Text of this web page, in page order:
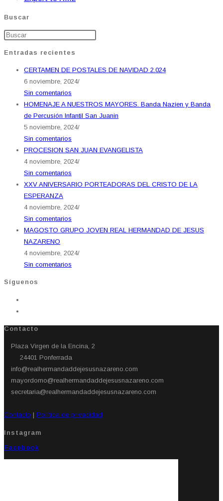
Buscar
Entradas recientes
CERTAMEN DE POSTALES DE NAVIDAD 2.024
6 noviembre, 2024/
Sin comentarios
HOMENAJE A NUESTROS MAYORES. Banda Nazien y Banda
de Percusión Infantil San Juanin
5 noviembre, 2024/
Sin comentarios
PROCESION SAN JUAN EVANGELISTA
4 noviembre, 2024/
Sin comentarios
XXV ANIVERSARIO PORTEADORAS DEL CRISTO DE LA
ESPERANZA
4 noviembre, 2024/
Sin comentarios
MAGOSTO GRUPO JOVEN REAL HERMANDAD DE JESUS
NAZARENO
4 noviembre, 2024/
Sin comentarios
Síguenos
Contacto
Plaza Virgen de la Encina, 2
24401 Ponferrada​
info@realhermandaddejesusnazareno.com
mayordomo@realhermandaddejesusnazareno.com
secretaria@realhermandaddejesusnazareno.com
Contacto | Política de privacidad
Instagram
Facebook